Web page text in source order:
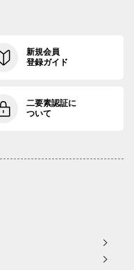
新規会員
登録ガイド
二要素認証に
ついて